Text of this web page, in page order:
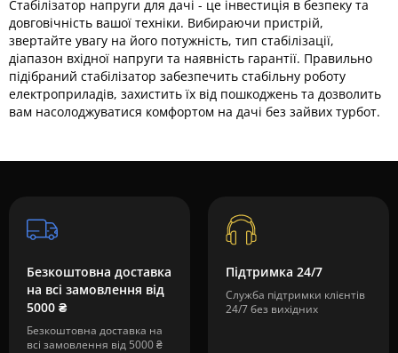
Стабілізатор напруги для дачі - це інвестиція в безпеку та
довговічність вашої техніки. Вибираючи пристрій,
звертайте увагу на його потужність, тип стабілізації,
діапазон вхідної напруги та наявність гарантії. Правильно
підібраний стабілізатор забезпечить стабільну роботу
електроприладів, захистить їх від пошкоджень та дозволить
вам насолоджуватися комфортом на дачі без зайвих турбот.
Безкоштовна доставка
на всі замовлення від
5000 ₴
Безкоштовна доставка на
всі замовлення від 5000 ₴
Підтримка 24/7
Служба підтримки клієнтів
24/7 без вихідних